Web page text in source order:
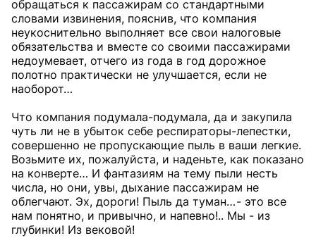
обращаться к пассажирам со стандартными
словами извинения, пояснив, что компания
неукоснительно выполняет все свои налоговые
обязательства и вместе со своими пассажирами
недоумевает, отчего из года в год дорожное
полотно практически не улучшается, если не
наоборот…
Что компания подумала-подумала, да и закупила
чуть ли не в убыток себе респираторы-лепестки,
совершенно не пропускающие пыль в ваши легкие.
Возьмите их, пожалуйста, и наденьте, как показано
на конверте… И фантазиям на тему пыли несть
числа, но они, увы, дыхание пассажирам не
облегчают. Эх, дороги! Пыль да туман… - это все
нам понятно, и привычно, и напевно!.. Мы - из
глубинки! Из вековой!